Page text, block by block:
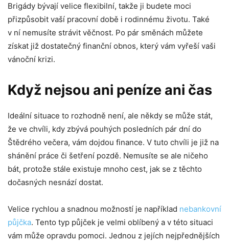
Brigády bývají velice flexibilní, takže ji budete moci
přizpůsobit vaší pracovní době i rodinnému životu. Také
v ní nemusíte strávit věčnost. Po pár směnách můžete
získat již dostatečný finanční obnos, který vám vyřeší vaši
vánoční krizi.
Když nejsou ani peníze ani čas
Ideální situace to rozhodně není, ale někdy se může stát,
že ve chvíli, kdy zbývá pouhých posledních pár dní do
Štědrého večera, vám dojdou finance. V tuto chvíli je již na
shánění práce či šetření pozdě. Nemusíte se ale ničeho
bát, protože stále existuje mnoho cest, jak se z těchto
dočasných nesnází dostat.
Velice rychlou a snadnou možností je například nebankovní
půjčka. Tento typ půjček je velmi oblíbený a v této situaci
vám může opravdu pomoci. Jednou z jejích nejpřednějších